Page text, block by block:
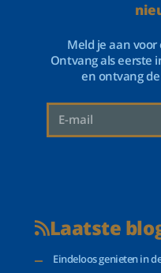
Meld je aan voor
Ontvang als eerste
en ontvang
Laatste
Eindeloos genieten in